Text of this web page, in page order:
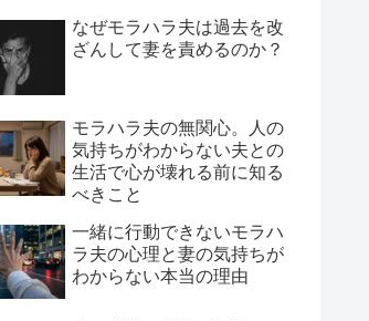
なぜモラハラ夫は過去を改
ざんして妻を責めるのか？
モラハラ夫の無関心。人の
気持ちがわからない夫との
生活で心が壊れる前に知る
べきこと
一緒に行動できないモラハ
ラ夫の心理と妻の気持ちが
わからない本当の理由